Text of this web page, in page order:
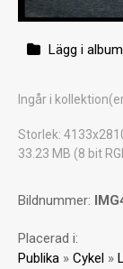
Lägg i album
Ingår i
Storlek:
33.23 MB (8 bit
Bildnummer:
Placerad i:
Publika » Cykel »